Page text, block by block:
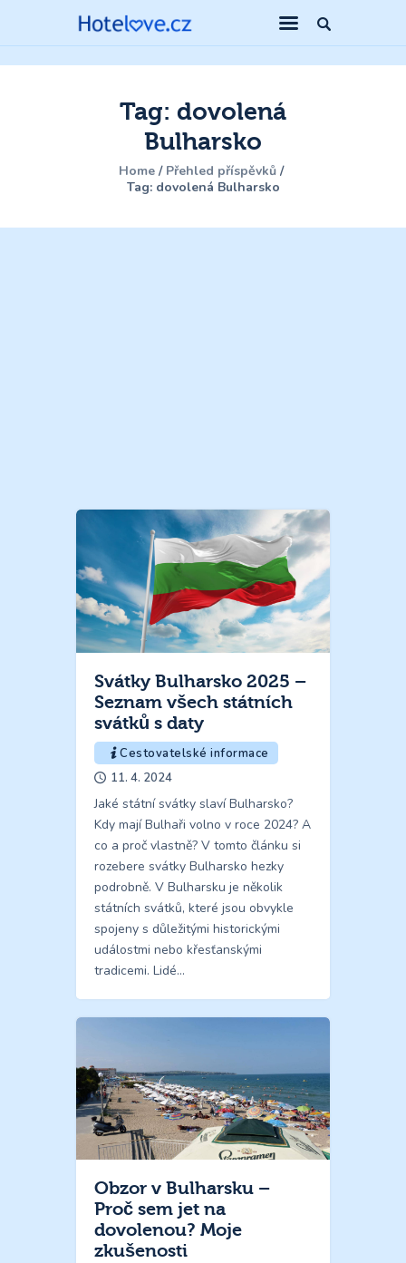
Tag: dovolená
Bulharsko
Home
Přehled příspěvků
Tag: dovolená Bulharsko
Svátky Bulharsko 2025 –
Seznam všech státních
svátků s daty
Cestovatelské informace
11. 4. 2024
Jaké státní svátky slaví Bulharsko?
Kdy mají Bulhaři volno v roce 2024? A
co a proč vlastně? V tomto článku si
rozebere svátky Bulharsko hezky
podrobně. V Bulharsku je několik
státních svátků, které jsou obvykle
spojeny s důležitými historickými
událostmi nebo křesťanskými
tradicemi. Lidé…
Obzor v Bulharsku –
Proč sem jet na
dovolenou? Moje
zkušenosti